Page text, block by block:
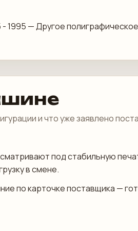
1995 — Другое
и что уже заявлено
под стабильную
в смене.
по карточке поставщика —